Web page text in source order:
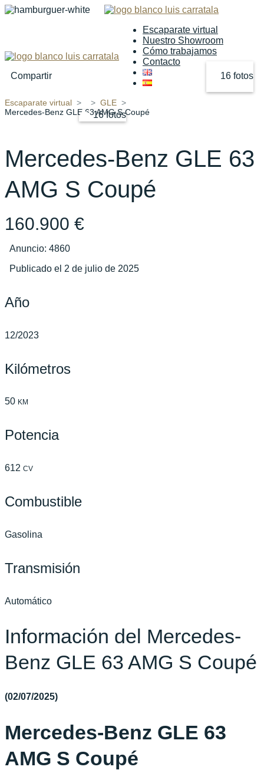
Escaparate virtual
Nuestro Showroom
Cómo trabajamos
Contacto
‹ ›
16 fotos
Compartir
Escaparate virtual
GLE
Mercedes-Benz GLE 63 AMG S Coupé
16 fotos
Mercedes-Benz GLE 63
AMG S Coupé
160.900 €
Anuncio: 4860
Publicado el 2 de julio de 2025
Año
12/2023
Kilómetros
50 KM
Potencia
612 CV
Combustible
Gasolina
Transmisión
Automático
Información del Mercedes-
Benz GLE 63 AMG S Coupé
(02/07/2025)
Mercedes-Benz GLE 63
AMG S Coupé